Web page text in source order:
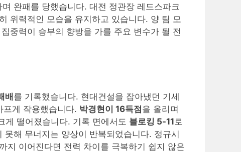
완패를 당했습니다. 대전 정관장 레드스파크
위력적인 모습을 유지하고 있습니다. 양 팀 모
중력이 승부의 향방을 가를 주요 변수가 될 전
배를 기록했습니다. 현대건설을 잡아냈던 기세
프게 작용했습니다. 박경현이 16득점을 올리며
게 떨어졌습니다. 기록 면에서도 블로킹 5-11 로
해 무너지는 양상이 반복되었습니다. 정규시
지 이어진다면 전력 차이를 극복하기 쉽지 않은